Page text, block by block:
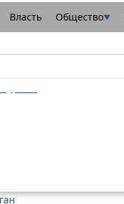
Власть Общество▼